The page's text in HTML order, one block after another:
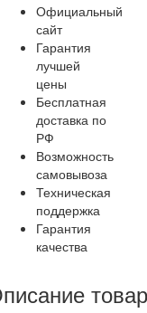
Официальный
сайт
Гарантия
лучшей
цены
Бесплатная
доставка по
РФ
Возможность
самовывоза
Техническая
поддержка
Гарантия
качества